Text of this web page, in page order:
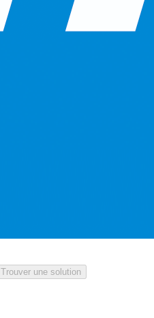
Trouver une solution